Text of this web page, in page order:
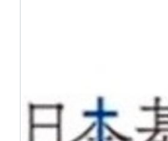
会・【日本基督教
国人らが宗教を使